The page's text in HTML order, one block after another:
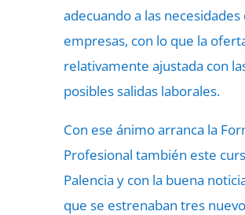
adecuando a las necesidades
empresas, con lo que la
relativamente ajustada con
posibles salidas laborales.
Con ese ánimo arranca la
Profesional también este
Palencia y con la buena
que se estrenaban tres